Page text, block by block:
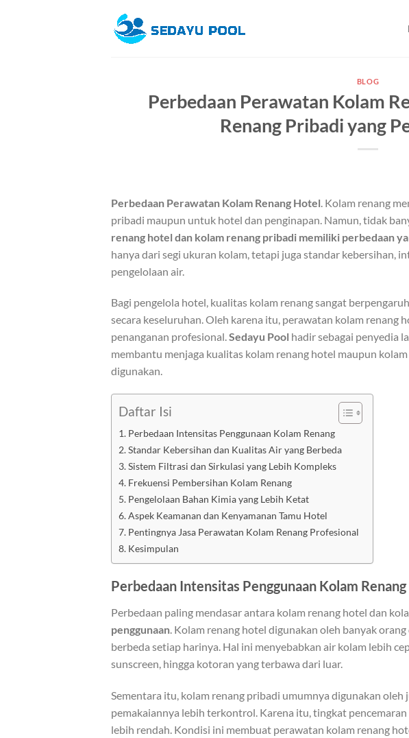
BLOG
Perbedaan Perawatan Kolam
Renang Pribadi yang
Perbedaan Perawatan Kolam Renang Hotel . Kolam renang
pribadi maupun untuk hotel dan penginapan. Namun, tidak
renang hotel dan kolam renang pribadi memiliki perbedaan
hanya dari segi ukuran kolam, tetapi juga standar kebersihan,
pengelolaan air.
Bagi pengelola hotel, kualitas kolam renang sangat
secara keseluruhan. Oleh karena itu, perawatan kolam renang
penanganan profesional.Sedayu Pool hadir sebagai penyedia
membantu menjaga kualitas kolam renang hotel maupun
digunakan.
Daftar Isi
Perbedaan Intensitas Penggunaan Kolam Renang
Standar Kebersihan dan Kualitas Air yang Berbeda
Sistem Filtrasi dan Sirkulasi yang Lebih Kompleks
Frekuensi Pembersihan Kolam Renang
Pengelolaan Bahan Kimia yang Lebih Ketat
Aspek Keamanan dan Kenyamanan Tamu Hotel
Pentingnya Jasa Perawatan Kolam Renang Profesional
Kesimpulan
Perbedaan Intensitas Penggunaan Kolam Renang
Perbedaan paling mendasar antara kolam renang hotel dan
penggunaan. Kolam renang hotel digunakan oleh banyak
berbeda setiap harinya. Hal ini menyebabkan air kolam lebih
sunscreen, hingga kotoran yang terbawa dari luar.
Sementara itu, kolam renang pribadi umumnya digunakan
pemakaiannya lebih terkontrol. Karena itu, tingkat
lebih rendah. Kondisi ini membuat perawatan kolam renang